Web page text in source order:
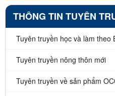
THÔNG TIN TUYÊN
Tuyên truyền học và làm theo
Tuyên truyền nông thôn mới
Tuyên truyền về sản phẩm